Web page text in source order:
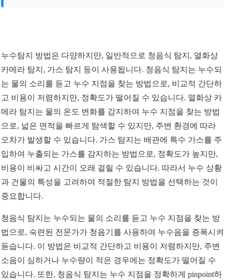
누수탐지 방법은 다양하지만, 일반적으로 청음식 탐지, 열화상
카메라 탐지, 가스 탐지 등이 사용됩니다. 청음식 탐지는 누수되
는 물의 소리를 듣고 누수 지점을 찾는 방법으로, 비교적 간단하
고 비용이 저렴하지만, 정확도가 떨어질 수 있습니다. 열화상 카
메라 탐지는 물의 온도 변화를 감지하여 누수 지점을 찾는 방법
으로, 넓은 면적을 빠르게 탐색할 수 있지만, 주변 환경에 따라
오차가 발생할 수 있습니다. 가스 탐지는 배관에 특수 가스를 주
입하여 누출되는 가스를 감지하는 방법으로, 정확도가 높지만,
비용이 비싸고 시간이 오래 걸릴 수 있습니다. 따라서 누수 상황
과 건물의 특성을 고려하여 적절한 탐지 방법을 선택하는 것이
중요합니다.
청음식 탐지는 누수되는 물의 소리를 듣고 누수 지점을 찾는 방
법으로, 숙련된 전문가가 청음기를 사용하여 누수음을 증폭시켜
듣습니다. 이 방법은 비교적 간단하고 비용이 저렴하지만, 주변
소음이 심하거나 누수량이 적은 경우에는 정확도가 떨어질 수
있습니다. 또한, 청음식 탐지는 누수 지점을 정확하게 pinpoint하